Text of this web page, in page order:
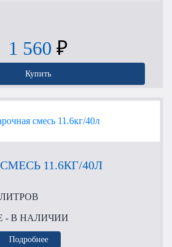
1 560 ₽
Купить
11.6КГ/40Л
- В НАЛИЧИИ
Подробнее